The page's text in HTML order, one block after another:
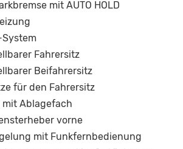
mit AUTO HOLD
System
Fahrersitz
Beifahrersitz
für den Fahrersitz
mit Ablagefach
vorne
mit Funkfernbedienung